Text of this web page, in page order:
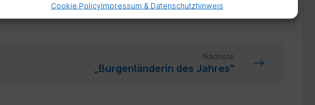
Cookie PolicyImpressum & Datenschutzhinweis
Nächste
„Burgenländerin des Jahres"